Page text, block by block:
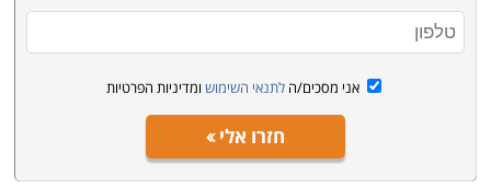
בהגיענו לביקור במדינה אחרת. מטרה נוספת, אם כך, של
קורסים מעין אלה היא הכנה של מטיילים לקראת נסיעתם,
על מנת שאלה יהיו מוכנים ויידעו כיצד להתנהג במדינת
לעיתים יש צורך לקבל עזרה והדרכה כיצד להתנהג כרומאי
אני מסכים/ה לתנאי השימוש ומדיניות הפרטיות
חזרו אלי